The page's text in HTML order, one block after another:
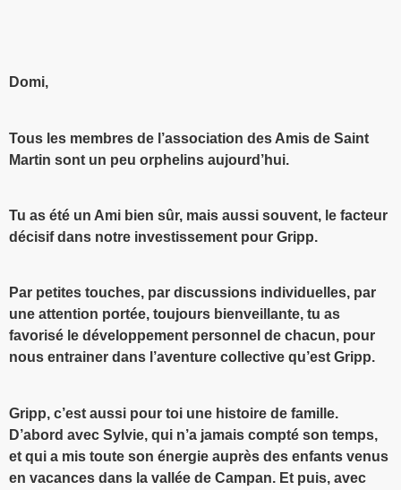
Domi,
Tous les membres de l’association des Amis de Saint
Martin sont un peu orphelins aujourd’hui.
Tu as été un Ami bien sûr, mais aussi souvent, le facteur
décisif dans notre investissement pour Gripp.
Par petites touches, par discussions individuelles, par
une attention portée, toujours bienveillante, tu as
favorisé le développement personnel de chacun, pour
nous entrainer dans l’aventure collective qu’est Gripp.
Gripp, c’est aussi pour toi une histoire de famille.
D’abord avec Sylvie, qui n’a jamais compté son temps,
et qui a mis toute son énergie auprès des enfants venus
en vacances dans la vallée de Campan. Et puis, avec